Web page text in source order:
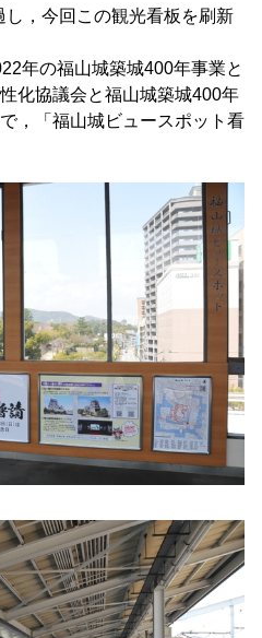
，今回この観光看板を刷新
年の福山城築城400年事業と
化協議会と福山城築城400年
，「福山城ビュースポット看